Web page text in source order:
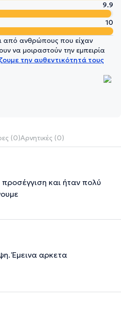
9.9
10
από ανθρώπους που είχαν
να μοιραστούν την εμπειρία
την αυθεντικότητά τους
(0)Αρνητικές (0)
προσέγγιση και ήταν πολύ
Έμεινα αρκετα